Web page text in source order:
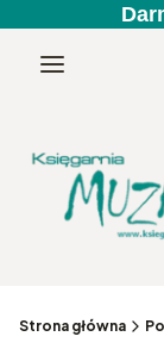
Menu
Strona główna